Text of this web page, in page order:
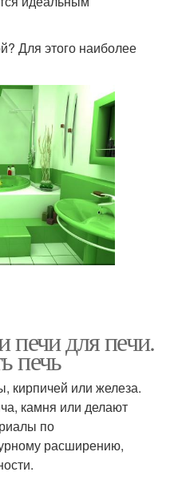
Для этого наиболее
печи для печи.
печь
кирпичей или железа.
камня или делают
по
расширению,